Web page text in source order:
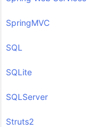
SpringMVC
SQL
SQLite
SQLServer
Struts2